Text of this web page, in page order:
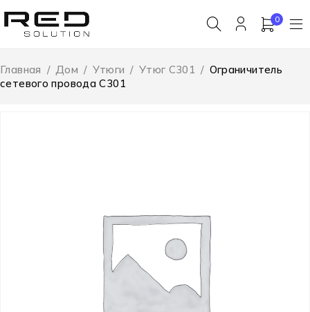
0
Главная / Дом / Утюги / Утюг C301 / Ограничитель
сетевого провода C301